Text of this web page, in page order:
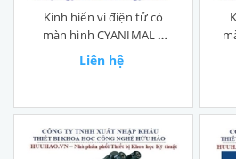
Kính hiển vi điện tử có
màn hình CYANIMAL 9
inch
Liên hệ